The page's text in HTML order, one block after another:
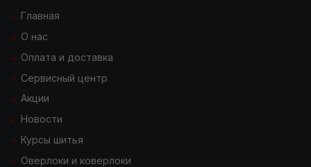
Главная
О нас
Оплата и доставка
Сервисный центр
Акции
Новости
Курсы шитья
Оверлоки и коверлоки